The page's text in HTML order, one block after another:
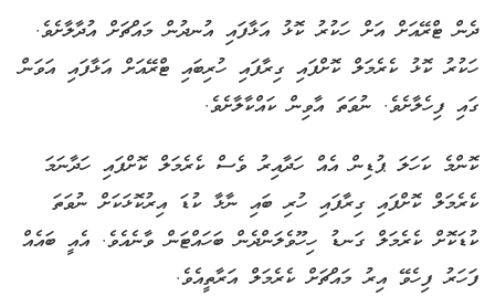
ދެން ޓްރޭއަށް އަށް ހަކުރު ކޮޅު އަޅާފައި އުނދުން މައްޗަށް އުދާލާށެވެ.
ހަކުރު ކޮޅު ކެރެމަލް ކޮށްފައި ގިރާފައި ހުރިބައި ޓްރޭއަށް އަޅާފައި އަވަން
ގައި ފިހެލާށެވެ. ނުވަތަ އާވިން ކައްކާލާށެވެ.
ކޮންމެ ކަހަލަ ޕުޑިން އެއް ހަދާއިރު ވެސް ކެރެމަލް ކޮށްފައި ހަދާނަމަ
ކެރެމަލް ކޮށްފައި ގިރާފައި ހުރި ބައި ނާޅާ ކުޑަ އިރުކޮޅަކަށް ނުވަތަ
ކުޑަކޮށް ކެރެމަލް ގަނޑު ހިހޫވެލަންދެން ބަހައްޓަން ވާނެއެވެ. އެއީ ބައެއް
ފަހަރު ފިހެވޭ އިރު މައްޗަށް ކެރެމަލް އަރާތީއެވެ.